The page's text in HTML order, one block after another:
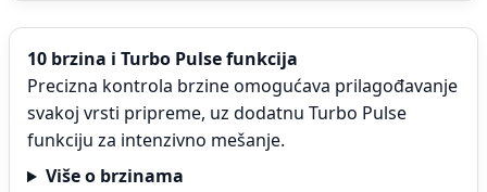
10 brzina i Turbo Pulse funkcija
Precizna kontrola brzine omogućava prilagođavanje
svakoj vrsti pripreme, uz dodatnu Turbo Pulse
funkciju za intenzivno mešanje.
Više o brzinama